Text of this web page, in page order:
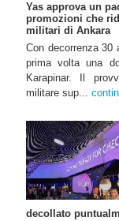
Yas approva un
promozioni che
militari di Ankara
Con decorrenza 30
prima volta una
Karapinar. Il
militare sup...
decollato